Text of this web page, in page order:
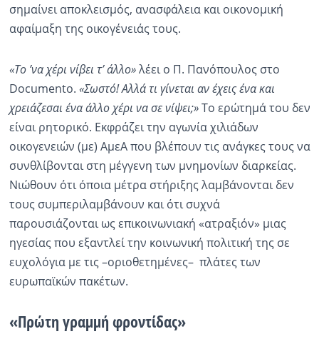
σημαίνει αποκλεισμός, ανασφάλεια και οικονομική
αφαίμαξη της οικογένειάς τους.
«Το ’να χέρι νίβει τ’ άλλο»λέει ο Π. Πανόπουλος στο
Documento. «Σωστό! Αλλά τι γίνεται αν έχεις ένα και
χρειάζεσαι ένα άλλο χέρι να σε νίψει;»Το ερώτημά του δεν
είναι ρητορικό. Εκφράζει την αγωνία χιλιάδων
οικογενειών (με) ΑμεΑ που βλέπουν τις ανάγκες τους να
συνθλίβονται στη μέγγενη των μνημονίων διαρκείας.
Νιώθουν ότι όποια μέτρα στήριξης λαμβάνονται δεν
τους συμπεριλαμβάνουν και ότι συχνά
παρουσιάζονται ως επικοινωνιακή «ατραξιόν» μιας
ηγεσίας που εξαντλεί την κοινωνική πολιτική της σε
ευχολόγια με τις –οριοθετημένες– πλάτες των
ευρωπαϊκών πακέτων.
«Πρώτη γραμμή φροντίδας»